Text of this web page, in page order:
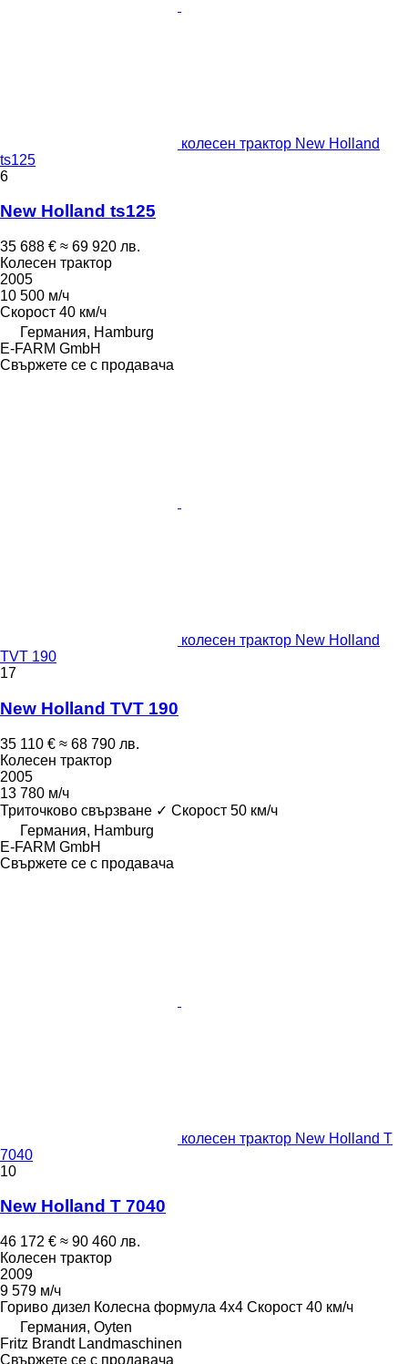
колесен трактор New Holland
ts125
6
New Holland ts125
35 688 € ≈ 69 920 лв.
Колесен трактор
2005
10 500 м/ч
Скорост 40 км/ч
Германия, Hamburg
E-FARM GmbH
Свържете се с продавача
колесен трактор New Holland
TVT 190
17
New Holland TVT 190
35 110 € ≈ 68 790 лв.
Колесен трактор
2005
13 780 м/ч
Триточково свързване ✓ Скорост 50 км/ч
Германия, Hamburg
E-FARM GmbH
Свържете се с продавача
колесен трактор New Holland T
7040
10
New Holland T 7040
46 172 € ≈ 90 460 лв.
Колесен трактор
2009
9 579 м/ч
Гориво дизел Колесна формула 4x4 Скорост 40 км/ч
Германия, Oyten
Fritz Brandt Landmaschinen
Свържете се с продавача